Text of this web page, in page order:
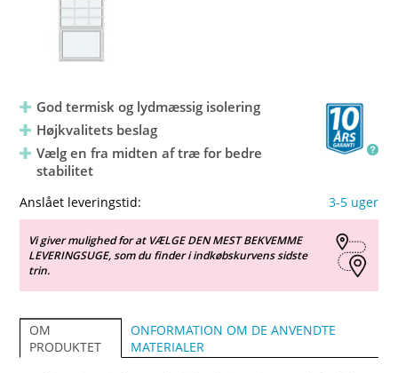
God termisk og lydmæssig isolering
Højkvalitets beslag
Vælg en fra midten af træ for bedre
stabilitet
Anslået leveringstid: 3-5 uger
Vi giver mulighed for at VÆLGE DEN MEST BEKVEMME
LEVERINGSUGE, som du finder i indkøbskurvens sidste
trin.
OM
PRODUKTET
ONFORMATION OM DE ANVENDTE
MATERIALER